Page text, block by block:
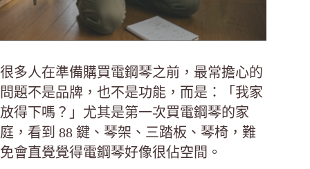
很多人在準備購買電鋼琴之前，最常擔心的
問題不是品牌，也不是功能，而是：「我家
放得下嗎？」尤其是第一次買電鋼琴的家
庭，看到 88 鍵、琴架、三踏板、琴椅，難
免會直覺覺得電鋼琴好像很佔空間。